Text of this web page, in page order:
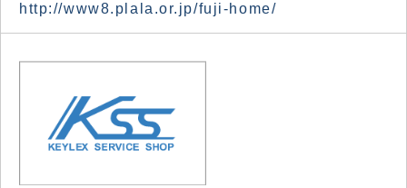
http://www8.plala.or.jp/fuji-home/